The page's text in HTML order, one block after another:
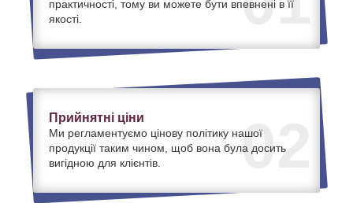
практичності, тому ви можете бути впевнені в її
якості.
02
Прийнятні ціни
Ми регламентуємо цінову політику нашої
продукції таким чином, щоб вона була досить
вигідною для клієнтів.